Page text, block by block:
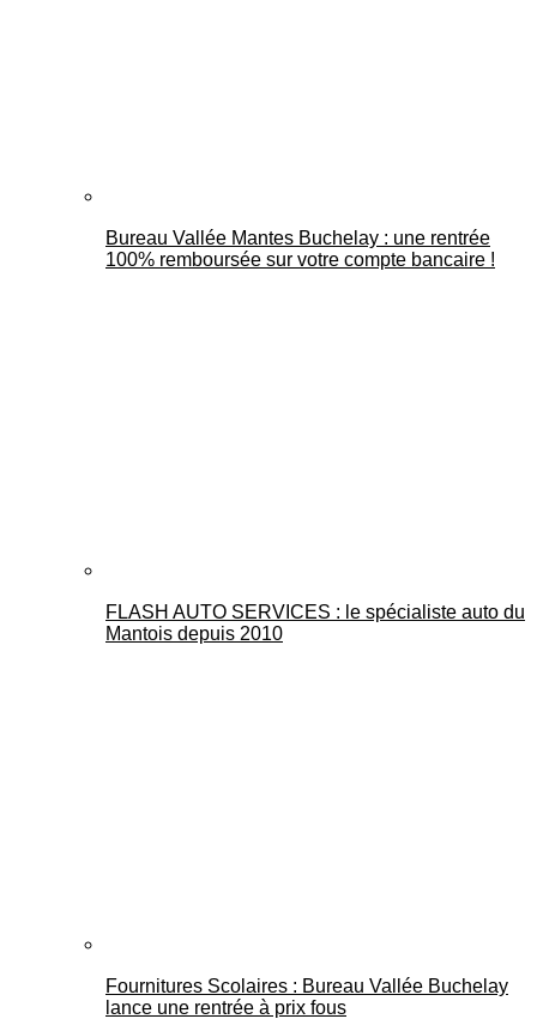
Bureau Vallée Mantes Buchelay : une rentrée
100% remboursée sur votre compte bancaire !
FLASH AUTO SERVICES : le spécialiste auto du
Mantois depuis 2010
Fournitures Scolaires : Bureau Vallée Buchelay
lance une rentrée à prix fous